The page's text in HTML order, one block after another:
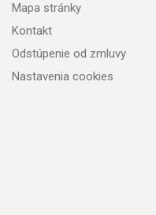
Mapa stránky
Kontakt
Odstúpenie od zmluvy
Nastavenia cookies